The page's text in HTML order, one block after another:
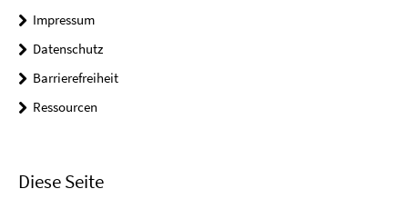
Impressum
Datenschutz
Barrierefreiheit
Ressourcen
Diese Seite